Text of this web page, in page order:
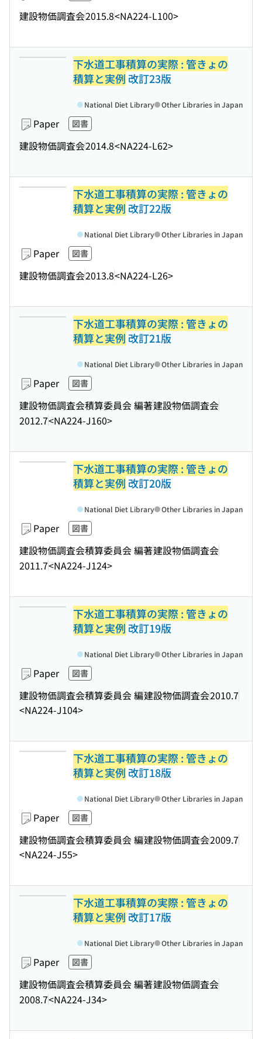
建設物価調査会2015.8<NA224-L100>
下水道工事積算の実際 : 管きょの
積算と実例 改訂23版
Paper 図書
建設物価調査会2014.8<NA224-L62>
National Diet Library Other Libraries in Japan
下水道工事積算の実際 : 管きょの
積算と実例 改訂22版
Paper 図書
建設物価調査会2013.8<NA224-L26>
National Diet Library Other Libraries in Japan
下水道工事積算の実際 : 管きょの
積算と実例 改訂21版
Paper 図書
建設物価調査会積算委員会 編著建設物価調査会
2012.7<NA224-J160>
National Diet Library Other Libraries in Japan
下水道工事積算の実際 : 管きょの
積算と実例 改訂20版
Paper 図書
建設物価調査会積算委員会 編著建設物価調査会
2011.7<NA224-J124>
National Diet Library Other Libraries in Japan
下水道工事積算の実際 : 管きょの
積算と実例 改訂19版
Paper 図書
建設物価調査会積算委員会 編建設物価調査会2010.7
<NA224-J104>
National Diet Library Other Libraries in Japan
下水道工事積算の実際 : 管きょの
積算と実例 改訂18版
Paper 図書
建設物価調査会積算委員会 編建設物価調査会2009.7
<NA224-J55>
National Diet Library Other Libraries in Japan
下水道工事積算の実際 : 管きょの
積算と実例 改訂17版
Paper 図書
建設物価調査会積算委員会 編著建設物価調査会
2008.7<NA224-J34>
National Diet Library Other Libraries in Japan